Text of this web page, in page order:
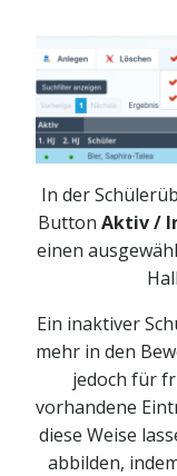
In der
Button Aktiv /
einen
Ein inaktiver
mehr in den
jedoch für
vorhandene
diese Weise
abbilden,